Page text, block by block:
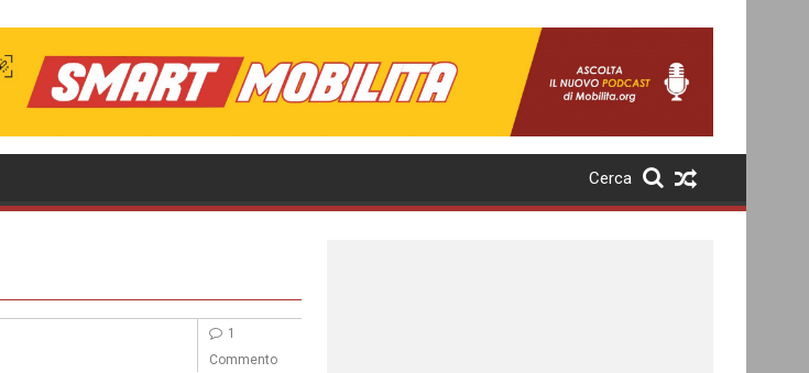
Cerca
1
Commento